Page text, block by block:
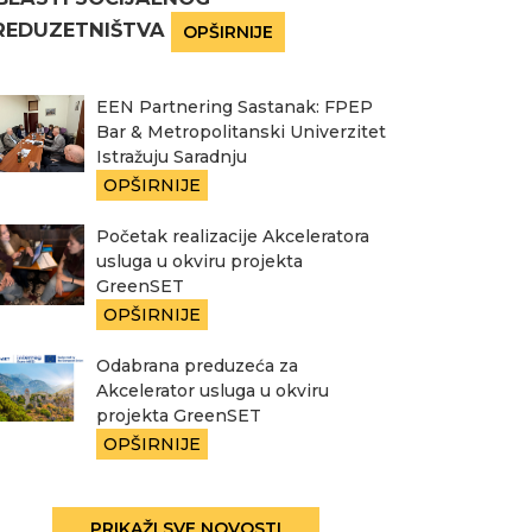
OPŠIRNIJE
EEN Partnering Sastanak: FPEP
Bar & Metropolitanski Univerzitet
Istražuju Saradnju
OPŠIRNIJE
Početak realizacije Akceleratora
usluga u okviru projekta
GreenSET
OPŠIRNIJE
Odabrana preduzeća za
Akcelerator usluga u okviru
projekta GreenSET
OPŠIRNIJE